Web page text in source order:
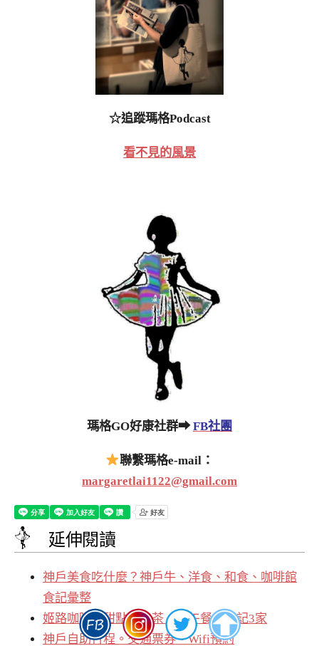
☆追蹤瑪格Podcast
看不見的風景
瑪格GO好康社群➡FB社團
聯繫瑪格e-mail：
margaretlai1122@gmail.com
延伸閱讀
神戶美食吃什麼？神戶牛、洋食、和食、咖啡館
食記彙整
姬路咖啡、甜點下午茶、早午餐｜食記3家
神戶自助行程。交通票券。Wifi預約